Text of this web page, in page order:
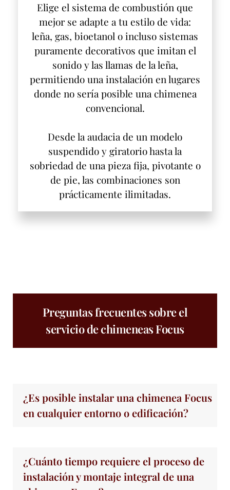
Elige el sistema de combustión que
mejor se adapte a tu estilo de vida:
leña, gas, bioetanol o incluso sistemas
puramente decorativos que imitan el
sonido y las llamas de la leña,
permitiendo una instalación en lugares
donde no sería posible una chimenea
convencional.
Desde la audacia de un modelo
suspendido y giratorio hasta la
sobriedad de una pieza fija, pivotante o
de pie, las combinaciones son
prácticamente ilimitadas.
Preguntas frecuentes sobre el
servicio de chimeneas Focus
¿Es posible instalar una chimenea Focus
en cualquier entorno o edificación?
¿Cuánto tiempo requiere el proceso de
instalación y montaje integral de una